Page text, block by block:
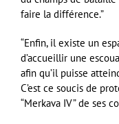
faire la différence.”
“Enfin, il existe un
d’accueillir une
afin qu’il puisse
C’est ce soucis de
“Merkava IV” de ses